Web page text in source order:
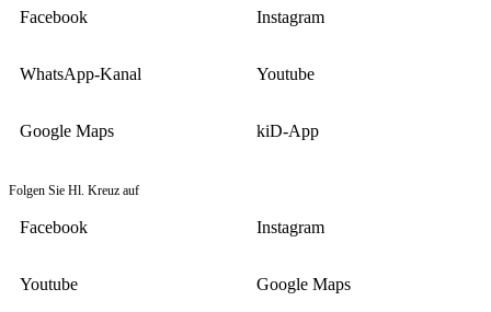
Facebook Instagram
WhatsApp-Kanal Youtube
Google Maps kiD-App
Folgen Sie Hl. Kreuz auf
Facebook Instagram
Youtube Google Maps